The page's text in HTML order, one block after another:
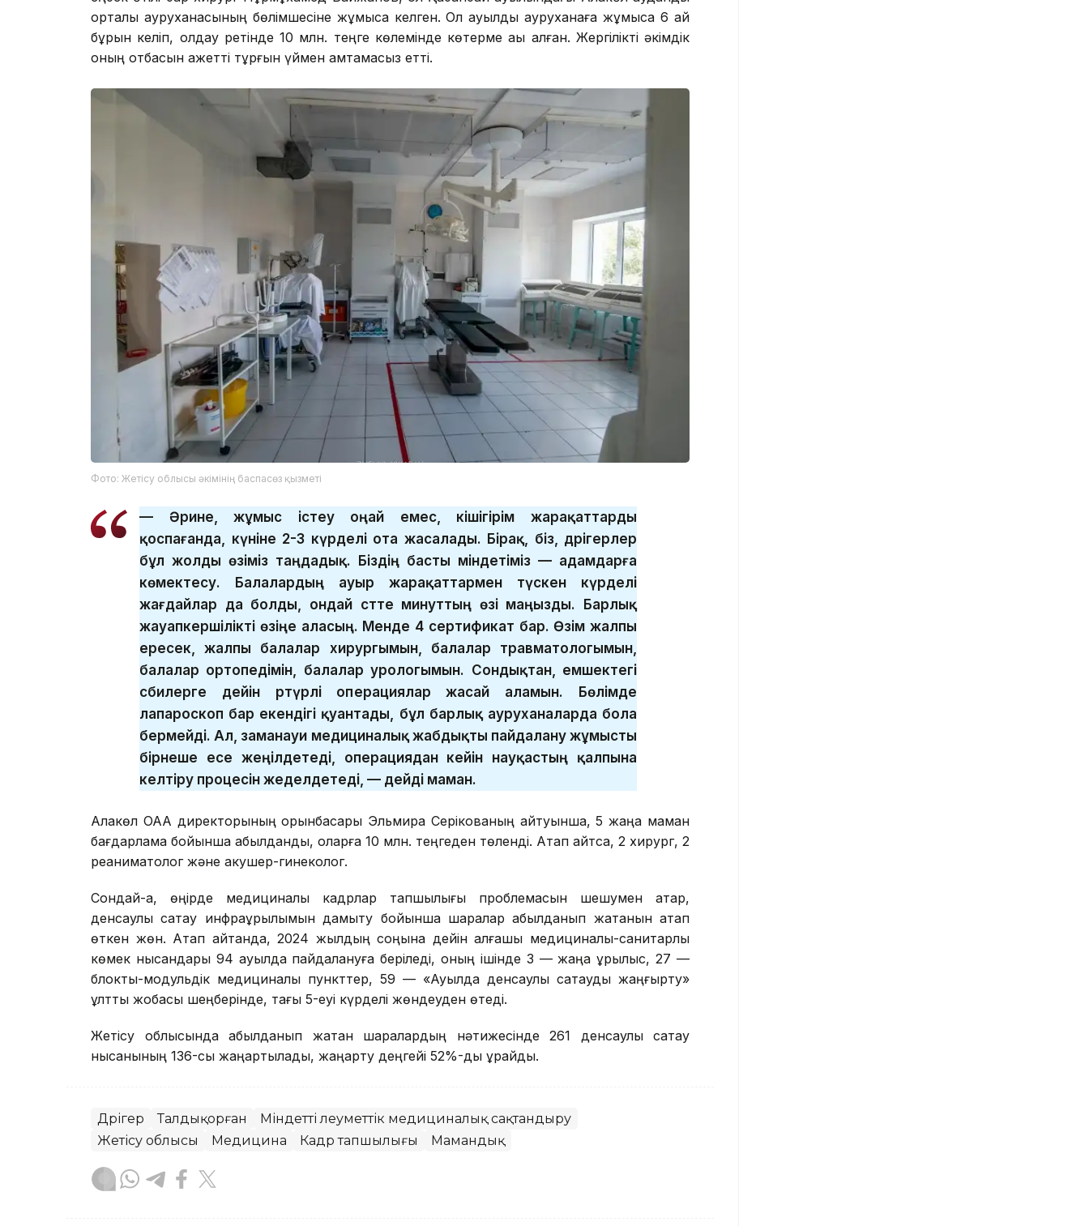
орталық ауруханасының бөлімшесіне жұмысқа келген. Ол ауылдық ауруханаға жұмысқа 6 ай
бұрын келіп, қолдау ретінде 10 млн. теңге көлемінде көтерме ақы алған. Жергілікті әкімдік
оның отбасын қажетті тұрғын үймен қамтамасыз етті.
Фото: Жетісу облысы әкімінің баспасөз қызметі
— Әрине, жұмыс істеу оңай емес, кішігірім жарақаттарды
қоспағанда, күніне 2-3 күрделі ота жасалады. Бірақ, біз, дәрігерлер
бұл жолды өзіміз таңдадық. Біздің басты міндетіміз — адамдарға
көмектесу. Балалардың ауыр жарақаттармен түскен күрделі
жағдайлар да болды, ондай сәтте минуттың өзі маңызды. Барлық
жауапкершілікті өзіңе аласың. Менде 4 сертификат бар. Өзім жалпы
ересек, жалпы балалар хирургымын, балалар травматологымын,
балалар ортопедімін, балалар урологымын. Сондықтан, емшектегі
сәбилерге дейін әртүрлі операциялар жасай аламын. Бөлімде
лапароскоп бар екендігі қуантады, бұл барлық ауруханаларда бола
бермейді. Ал, заманауи медициналық жабдықты пайдалану жұмысты
бірнеше есе жеңілдетеді, операциядан кейін науқастың қалпына
келтіру процесін жеделдетеді, — дейді маман.
Алакөл ОАА директорының орынбасары Эльмира Серікованың айтуынша, 5 жаңа маман
бағдарлама бойынша қабылданды, оларға 10 млн. теңгеден төленді. Атап айтсақ, 2 хирург, 2
реаниматолог және акушер-гинеколог.
Сондай-ақ, өңірде медициналық кадрлар тапшылығы проблемасын шешумен қатар,
денсаулық сақтау инфрақұрылымын дамыту бойынша шаралар қабылданып жатқанын атап
өткен жөн. Атап айтқанда, 2024 жылдың соңына дейін алғашқы медициналық-санитарлық
көмек нысандары 94 ауылда пайдалануға беріледі, оның ішінде 3 — жаңа құрылыс, 27 —
блокты-модульдік медициналық пункттер, 59 — «Ауылда денсаулық сақтауды жаңғырту»
ұлттық жобасы шеңберінде, тағы 5-еуі күрделі жөндеуден өтеді.
Жетісу облысында қабылданып жатқан шаралардың нәтижесінде 261 денсаулық сақтау
нысанының 136-сы жаңартылады, жаңарту деңгейі 52%-ды құрайды.
Дәрігер Талдықорған
Міндетті әлеуметтік медициналық сақтандыру
Жетісу облысы
Медицина Кадр тапшылығы Мамандық